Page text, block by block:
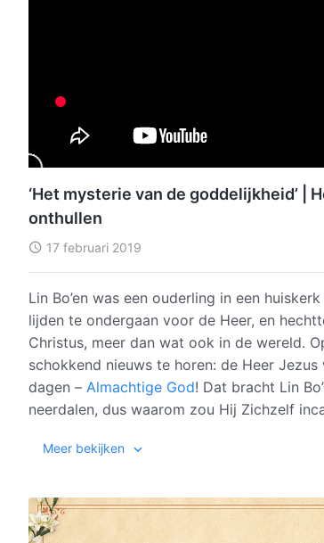
‘Het mysterie van de goddelijkheid’ |
onthullen
17 februari 2019
Lin Bo’en was een ouderling in een
lijden te ondergaan voor de Heer, en
Christus, meer dan wat ook in de wereld.
schokkend nieuws te horen: de Heer
dagen – Almachtige God! Dat bracht Lin
neerdalen, dus waarom zou Hij Zichzelf
opgenomen? … Er ontspint zich een
is, de verschijning van God in het vlees?
Een deel van het materiaal uit deze video
Bijbelgenootschap.www.debijbel.nl
Meer bekijken